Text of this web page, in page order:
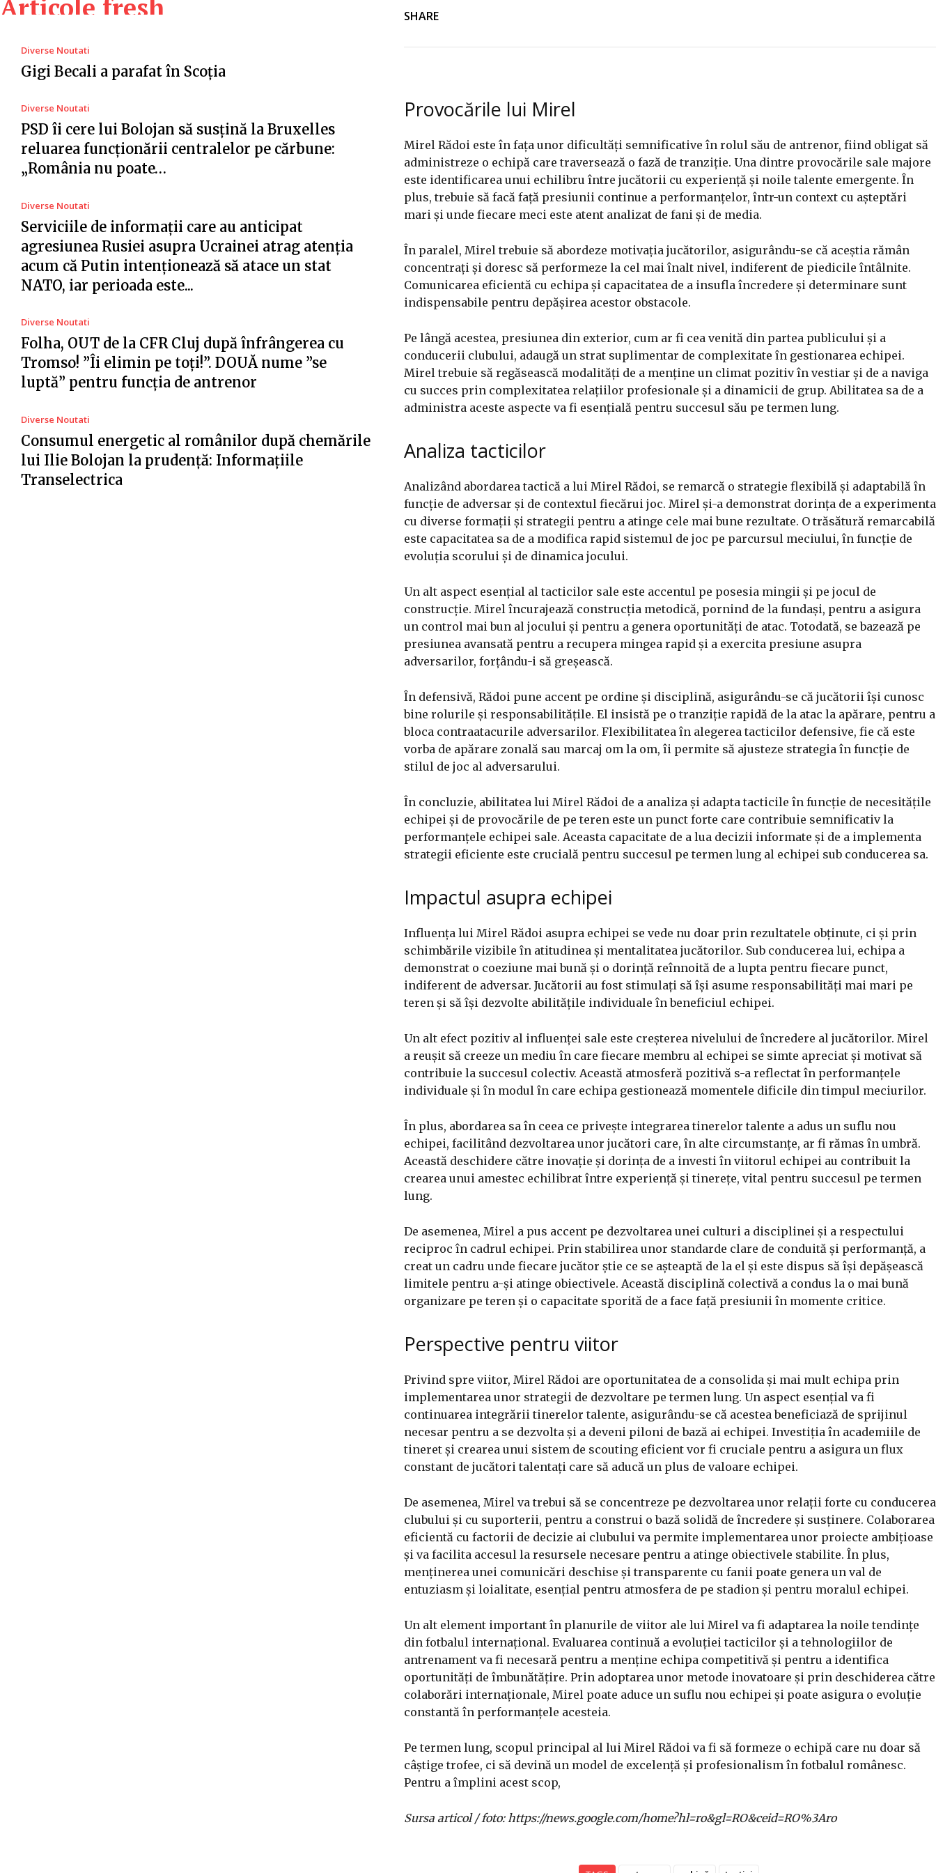
Articole fresh
Diverse Noutati
Gigi Becali a parafat în Scoția
Diverse Noutati
PSD îi cere lui Bolojan să susțină la Bruxelles
reluarea funcționării centralelor pe cărbune:
„România nu poate…
Diverse Noutati
Serviciile de informații care au anticipat
agresiunea Rusiei asupra Ucrainei atrag atenția
acum că Putin intenționează să atace un stat
NATO, iar perioada este...
Diverse Noutati
Folha, OUT de la CFR Cluj după înfrângerea cu
Tromso! ”Îi elimin pe toți!”. DOUĂ nume ”se
luptă” pentru funcția de antrenor
Diverse Noutati
Consumul energetic al românilor după chemările
lui Ilie Bolojan la prudență: Informațiile
Transelectrica
SHARE
Provocările lui Mirel
Mirel Rădoi este în fața unor dificultăți semnificative în rolul său de antrenor, fiind obligat să
administreze o echipă care traversează o fază de tranziție. Una dintre provocările sale majore
este identificarea unui echilibru între jucătorii cu experiență și noile talente emergente. În
plus, trebuie să facă față presiunii continue a performanțelor, într-un context cu așteptări
mari și unde fiecare meci este atent analizat de fani și de media.
În paralel, Mirel trebuie să abordeze motivația jucătorilor, asigurându-se că aceștia rămân
concentrați și doresc să performeze la cel mai înalt nivel, indiferent de piedicile întâlnite.
Comunicarea eficientă cu echipa și capacitatea de a insufla încredere și determinare sunt
indispensabile pentru depășirea acestor obstacole.
Pe lângă acestea, presiunea din exterior, cum ar fi cea venită din partea publicului și a
conducerii clubului, adaugă un strat suplimentar de complexitate în gestionarea echipei.
Mirel trebuie să regăsească modalități de a menține un climat pozitiv în vestiar și de a naviga
cu succes prin complexitatea relațiilor profesionale și a dinamicii de grup. Abilitatea sa de a
administra aceste aspecte va fi esențială pentru succesul său pe termen lung.
Analiza tacticilor
Analizând abordarea tactică a lui Mirel Rădoi, se remarcă o strategie flexibilă și adaptabilă în
funcție de adversar și de contextul fiecărui joc. Mirel și-a demonstrat dorința de a experimenta
cu diverse formații și strategii pentru a atinge cele mai bune rezultate. O trăsătură remarcabilă
este capacitatea sa de a modifica rapid sistemul de joc pe parcursul meciului, în funcție de
evoluția scorului și de dinamica jocului.
Un alt aspect esențial al tacticilor sale este accentul pe posesia mingii și pe jocul de
construcție. Mirel încurajează construcția metodică, pornind de la fundași, pentru a asigura
un control mai bun al jocului și pentru a genera oportunități de atac. Totodată, se bazează pe
presiunea avansată pentru a recupera mingea rapid și a exercita presiune asupra
adversarilor, forțându-i să greșească.
În defensivă, Rădoi pune accent pe ordine și disciplină, asigurându-se că jucătorii își cunosc
bine rolurile și responsabilitățile. El insistă pe o tranziție rapidă de la atac la apărare, pentru a
bloca contraatacurile adversarilor. Flexibilitatea în alegerea tacticilor defensive, fie că este
vorba de apărare zonală sau marcaj om la om, îi permite să ajusteze strategia în funcție de
stilul de joc al adversarului.
În concluzie, abilitatea lui Mirel Rădoi de a analiza și adapta tacticile în funcție de necesitățile
echipei și de provocările de pe teren este un punct forte care contribuie semnificativ la
performanțele echipei sale. Aceasta capacitate de a lua decizii informate și de a implementa
strategii eficiente este crucială pentru succesul pe termen lung al echipei sub conducerea sa.
Impactul asupra echipei
Influența lui Mirel Rădoi asupra echipei se vede nu doar prin rezultatele obținute, ci și prin
schimbările vizibile în atitudinea și mentalitatea jucătorilor. Sub conducerea lui, echipa a
demonstrat o coeziune mai bună și o dorință reînnoită de a lupta pentru fiecare punct,
indiferent de adversar. Jucătorii au fost stimulați să își asume responsabilități mai mari pe
teren și să își dezvolte abilitățile individuale în beneficiul echipei.
Un alt efect pozitiv al influenței sale este creșterea nivelului de încredere al jucătorilor. Mirel
a reușit să creeze un mediu în care fiecare membru al echipei se simte apreciat și motivat să
contribuie la succesul colectiv. Această atmosferă pozitivă s-a reflectat în performanțele
individuale și în modul în care echipa gestionează momentele dificile din timpul meciurilor.
În plus, abordarea sa în ceea ce privește integrarea tinerelor talente a adus un suflu nou
echipei, facilitând dezvoltarea unor jucători care, în alte circumstanțe, ar fi rămas în umbră.
Această deschidere către inovație și dorința de a investi în viitorul echipei au contribuit la
crearea unui amestec echilibrat între experiență și tinerețe, vital pentru succesul pe termen
lung.
De asemenea, Mirel a pus accent pe dezvoltarea unei culturi a disciplinei și a respectului
reciproc în cadrul echipei. Prin stabilirea unor standarde clare de conduită și performanță, a
creat un cadru unde fiecare jucător știe ce se așteaptă de la el și este dispus să își depășească
limitele pentru a-și atinge obiectivele. Această disciplină colectivă a condus la o mai bună
organizare pe teren și o capacitate sporită de a face față presiunii în momente critice.
Perspective pentru viitor
Privind spre viitor, Mirel Rădoi are oportunitatea de a consolida și mai mult echipa prin
implementarea unor strategii de dezvoltare pe termen lung. Un aspect esențial va fi
continuarea integrării tinerelor talente, asigurându-se că acestea beneficiază de sprijinul
necesar pentru a se dezvolta și a deveni piloni de bază ai echipei. Investiția în academiile de
tineret și crearea unui sistem de scouting eficient vor fi cruciale pentru a asigura un flux
constant de jucători talentați care să aducă un plus de valoare echipei.
De asemenea, Mirel va trebui să se concentreze pe dezvoltarea unor relații forte cu conducerea
clubului și cu suporterii, pentru a construi o bază solidă de încredere și susținere. Colaborarea
eficientă cu factorii de decizie ai clubului va permite implementarea unor proiecte ambițioase
și va facilita accesul la resursele necesare pentru a atinge obiectivele stabilite. În plus,
menținerea unei comunicări deschise și transparente cu fanii poate genera un val de
entuziasm și loialitate, esențial pentru atmosfera de pe stadion și pentru moralul echipei.
Un alt element important în planurile de viitor ale lui Mirel va fi adaptarea la noile tendințe
din fotbalul internațional. Evaluarea continuă a evoluției tacticilor și a tehnologiilor de
antrenament va fi necesară pentru a menține echipa competitivă și pentru a identifica
oportunități de îmbunătățire. Prin adoptarea unor metode inovatoare și prin deschiderea către
colaborări internaționale, Mirel poate aduce un suflu nou echipei și poate asigura o evoluție
constantă în performanțele acesteia.
Pe termen lung, scopul principal al lui Mirel Rădoi va fi să formeze o echipă care nu doar să
câștige trofee, ci să devină un model de excelență și profesionalism în fotbalul românesc.
Pentru a împlini acest scop,
Sursa articol / foto: https://news.google.com/home?hl=ro&gl=RO&ceid=RO%3Aro